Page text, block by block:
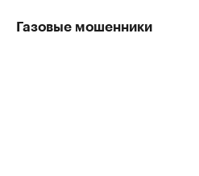
Газовые мошенники